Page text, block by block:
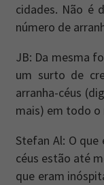
cidades. Não é
número de
JB: Da mesma
um surto de
arranha-céus
mais) em todo o
Stefan Al: O que
céus estão até
que eram